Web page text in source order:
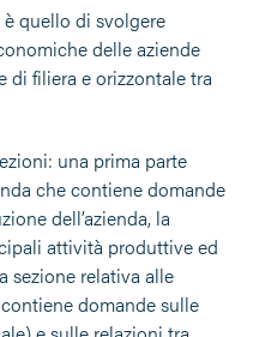
quello di svolgere
delle aziende
filiera e orizzontale tra
una prima parte
che contiene domande
dell’azienda, la
attività produttive ed
sezione relativa alle
domande sulle